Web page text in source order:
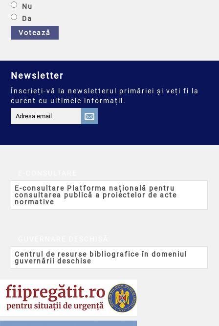
Nu
Da
Votează
Newsletter
Înscrieți-vă la newsletterul primăriei și veți fi la
curent cu ultimele informații.
E-consultare Platforma națională pentru
consultarea publică a proiectelor de acte
normative
Centrul de resurse bibliografice în domeniul
guvernării deschise